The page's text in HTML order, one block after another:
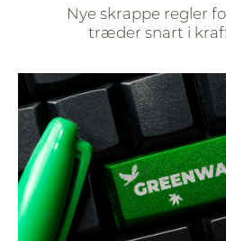
Nye skrappe regler
træder snart i